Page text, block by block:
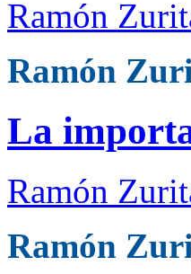
Ramón
Ramón
La
Ramón
Ramón